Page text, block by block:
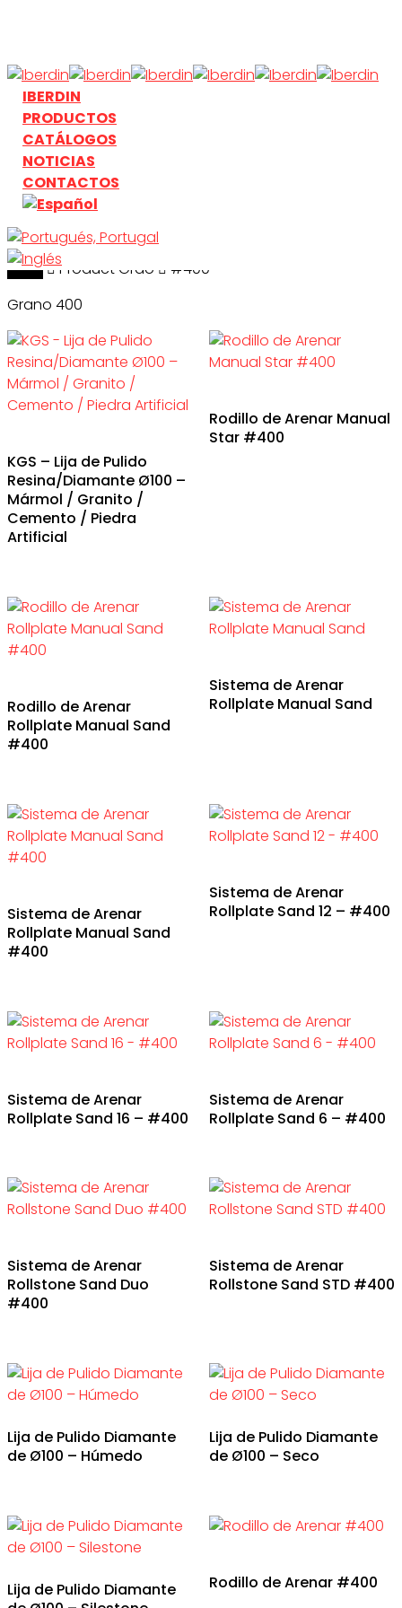
main
content
search
Menu
IBERDIN
PRODUCTOS
CATÁLOGOS
NOTICIAS
CONTACTOS
search
Inicio Product Grão
#400
Grano 400
KGS – Lija de Pulido
Resina/Diamante Ø100 –
Mármol / Granito /
Cemento / Piedra
Artificial
Rodillo de Arenar Manual
Star #400
Rodillo de Arenar
Rollplate Manual Sand
#400
Sistema de Arenar
Rollplate Manual Sand
Sistema de Arenar
Rollplate Manual Sand
#400
Sistema de Arenar
Rollplate Sand 12 – #400
Sistema de Arenar
Rollplate Sand 16 – #400
Sistema de Arenar
Rollplate Sand 6 – #400
Sistema de Arenar
Rollstone Sand Duo
#400
Sistema de Arenar
Rollstone Sand STD #400
Lija de Pulido Diamante
de Ø100 – Húmedo
Lija de Pulido Diamante
de Ø100 – Seco
Lija de Pulido Diamante
Rodillo de Arenar #400